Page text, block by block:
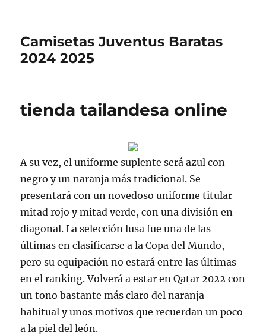
Camisetas Juventus Baratas
2024 2025
tienda tailandesa online
A su vez, el uniforme suplente será azul con
negro y un naranja más tradicional. Se
presentará con un novedoso uniforme titular
mitad rojo y mitad verde, con una división en
diagonal. La selección lusa fue una de las
últimas en clasificarse a la Copa del Mundo,
pero su equipación no estará entre las últimas
en el ranking. Volverá a estar en Qatar 2022 con
un tono bastante más claro del naranja
habitual y unos motivos que recuerdan un poco
a la piel del león.